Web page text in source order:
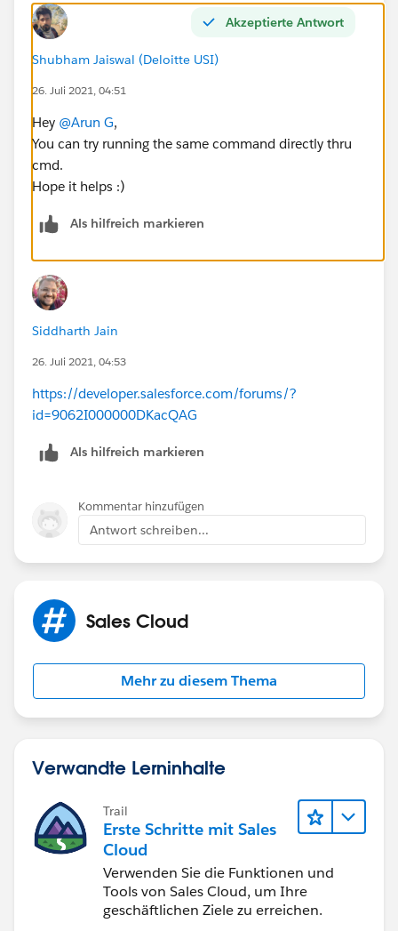
Akzeptierte Antwort
Shubham Jaiswal (Deloitte USI)
26. Juli 2021, 04:51
Hey @Arun G,
You can try running the same command directly thru
cmd.
Hope it helps :)
Als hilfreich markieren
Siddharth Jain
26. Juli 2021, 04:53
https://developer.salesforce.com/forums/?
id=9062I000000DKacQAG
Als hilfreich markieren
Kommentar hinzufügen
Antwort schreiben...
Sales Cloud
Mehr zu diesem Thema
Verwandte Lerninhalte
Trail
Erste Schritte mit Sales
Cloud
Verwenden Sie die Funktionen und
Tools von Sales Cloud, um Ihre
geschäftlichen Ziele zu erreichen.